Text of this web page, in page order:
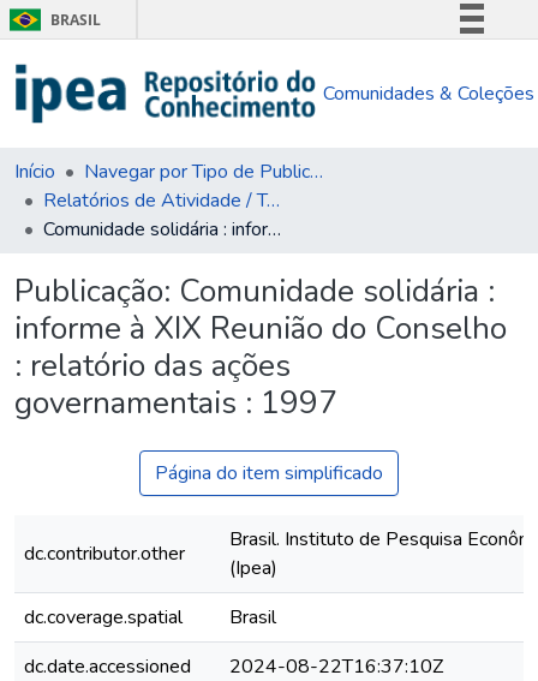
BRASIL
Comunica BR
Acesso à informação
Comunidades & Coleções
Início
Navegar por Tipo de Publicação
Relatórios de Atividade / Técnicos
Comunidade solidária : informe à XIX Reunião do Conselho : relatório das ações governamentais : 1997
Publicação: Comunidade solidária :
informe à XIX Reunião do Conselho
: relatório das ações
governamentais : 1997
Página do item simplificado
dc.contributor.other
Brasil. Instituto de Pesquisa
(Ipea)
dc.coverage.spatial
Brasil
dc.date.accessioned
2024-08-22T16:37:10Z